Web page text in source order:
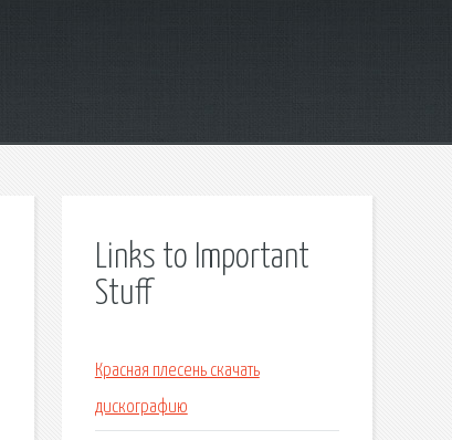
Links to Important
Stuff
Красная плесень скачать
дискографию